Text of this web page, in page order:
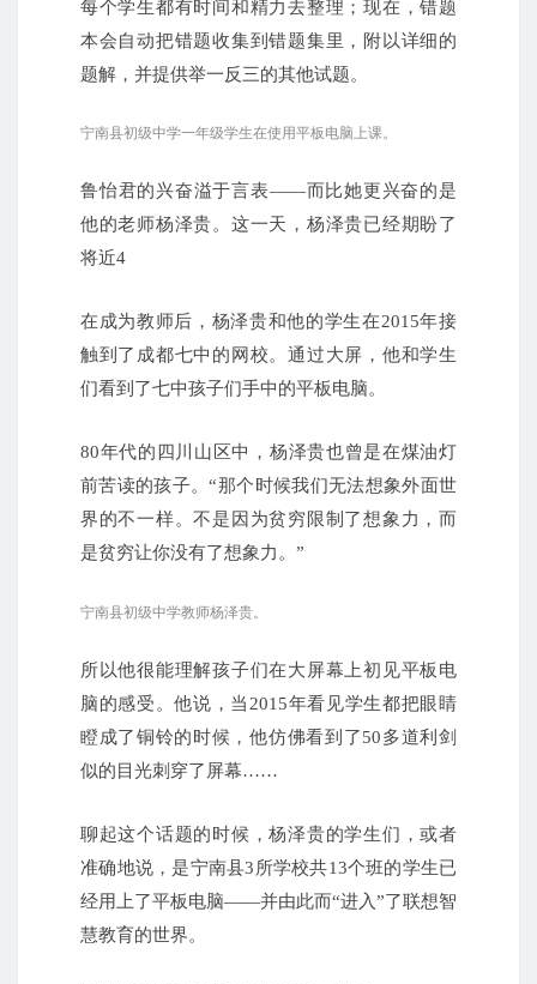
每个学生都有时间和精力去整理；现在，错题
本会自动把错题收集到错题集里，附以详细的
题解，并提供举一反三的其他试题。
宁南县初级中学一年级学生在使用平板电脑上课。
鲁怡君的兴奋溢于言表——而比她更兴奋的是
他的老师杨泽贵。这一天，杨泽贵已经期盼了
将近4
在成为教师后，杨泽贵和他的学生在2015年接
触到了成都七中的网校。通过大屏，他和学生
们看到了七中孩子们手中的平板电脑。
80年代的四川山区中，杨泽贵也曾是在煤油灯
前苦读的孩子。“那个时候我们无法想象外面世
界的不一样。不是因为贫穷限制了想象力，而
是贫穷让你没有了想象力。”
宁南县初级中学教师杨泽贵。
所以他很能理解孩子们在大屏幕上初见平板电
脑的感受。他说，当2015年看见学生都把眼睛
瞪成了铜铃的时候，他仿佛看到了50多道利剑
似的目光刺穿了屏幕……
聊起这个话题的时候，杨泽贵的学生们，或者
准确地说，是宁南县3所学校共13个班的学生已
经用上了平板电脑——并由此而“进入”了联想智
慧教育的世界。